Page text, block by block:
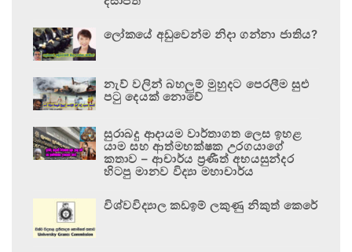
ලෝකයේ අඩුවෙන්ම නිදා ගන්නා ජාතිය?
නැව් වලින් බහලුම් මුහුදට පෙරලීම සුළු
පටු දෙයක් නොවේ
සුරාබදු ආදායම වාර්තාගත ලෙස ඉහළ
යාම සහ ආත්මභක්ෂක උරගයාගේ
කතාව – ආචාර්ය ප්‍රණීත් අභයසුන්දර
හිටපු මානව විද්‍යා මහාචාර්ය
විශ්වවිද්‍යාල කඩඉම් ලකුණු නිකුත් කෙරේ